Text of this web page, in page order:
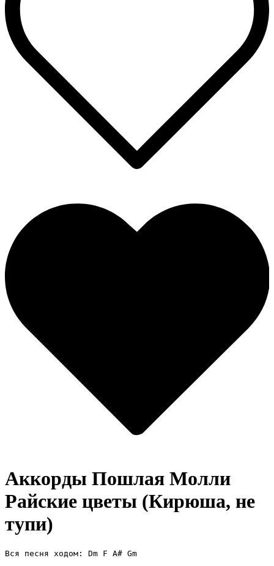
Аккорды Пошлая Молли
Райские цветы (Кирюша, не
тупи)
Вся песня ходом: Dm F A# Gm